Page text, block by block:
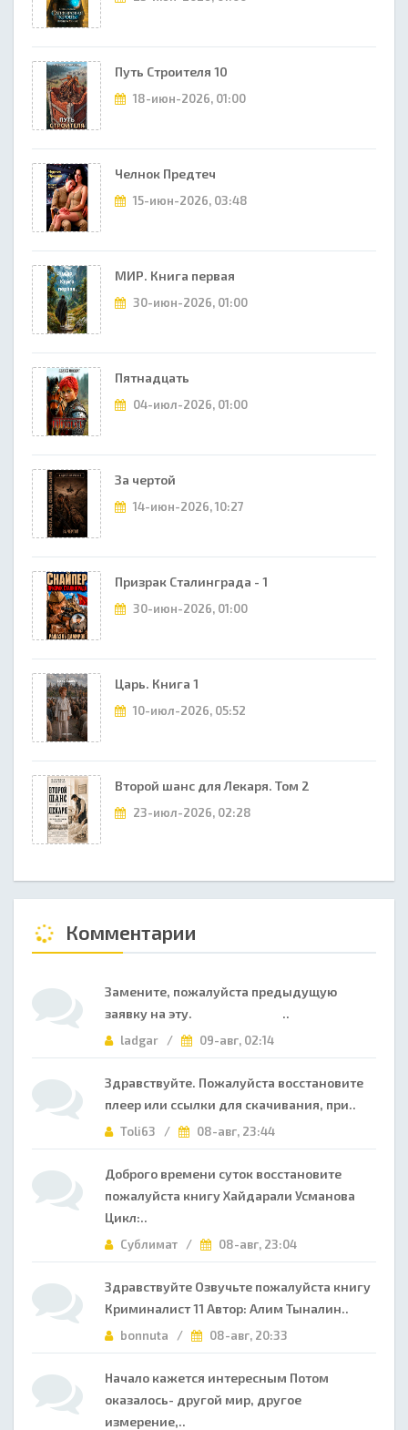
Путь Строителя 10
18-июн-2026, 01:00
Челнок Предтеч
15-июн-2026, 03:48
МИР. Книга первая
30-июн-2026, 01:00
Пятнадцать
04-июл-2026, 01:00
За чертой
14-июн-2026, 10:27
Призрак Сталинграда - 1
30-июн-2026, 01:00
Царь. Книга 1
10-июл-2026, 05:52
Второй шанс для Лекаря. Том 2
23-июл-2026, 02:28
Комментарии
Замените, пожалуйста предыдущую
заявку на эту. ..
ladgar / 09-авг, 02:14
Здравствуйте. Пожалуйста восстановите
плеер или ссылки для скачивания, при..
Toli63 / 08-авг, 23:44
Доброго времени суток восстановите
пожалуйста книгу Хайдарали Усманова
Цикл:..
Сублимат / 08-авг, 23:04
Здравствуйте Озвучьте пожалуйста книгу
Криминалист 11 Автор: Алим Тыналин..
bonnuta / 08-авг, 20:33
Начало кажется интересным Потом
оказалось- другой мир, другое
измерение,..